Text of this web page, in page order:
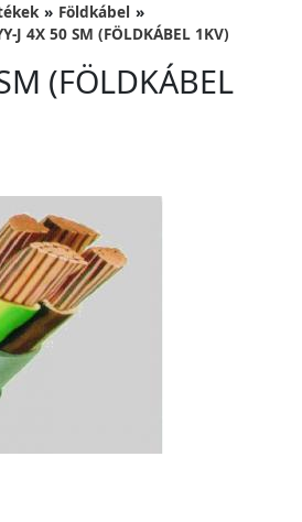
Földkábel
J 4X 50 SM (FÖLDKÁBEL 1KV)
(FÖLDKÁBEL